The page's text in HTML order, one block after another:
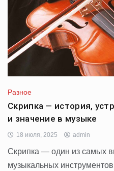
Разное
Скрипка — история,
и значение в музыке
18 июля, 2025 admin
Скрипка — один из самых
музыкальных